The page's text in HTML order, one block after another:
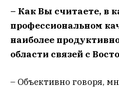
– Как Вы считаете, в
профессиональном
наиболее
области связей с
– Объективно говоря,